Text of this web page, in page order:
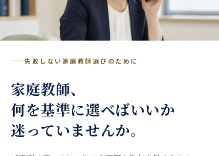
失敗しない家庭教師選びのために
家庭教師、
何を基準に選べばいいか
迷っていませんか。